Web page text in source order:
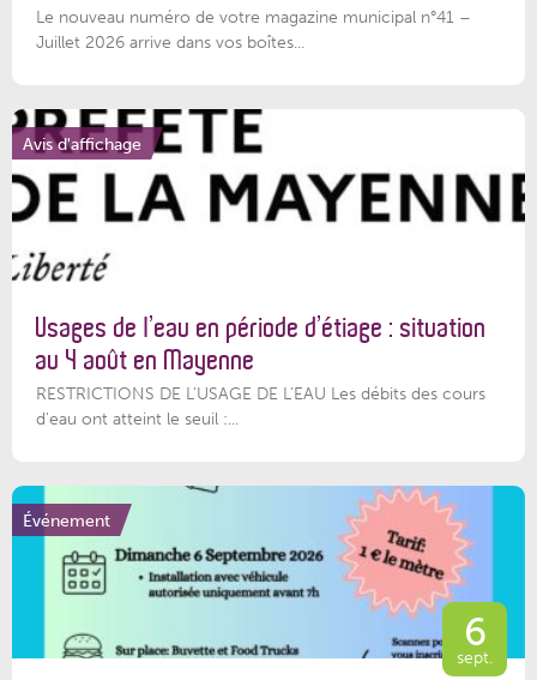
Le nouveau numéro de votre magazine municipal n°41 –
Juillet 2026 arrive dans vos boîtes...
Avis d'affichage
Usages de l’eau en période d’étiage : situation
au 4 août en Mayenne
RESTRICTIONS DE L’USAGE DE L’EAU Les débits des cours
d'eau ont atteint le seuil :...
Événement
6
sept.